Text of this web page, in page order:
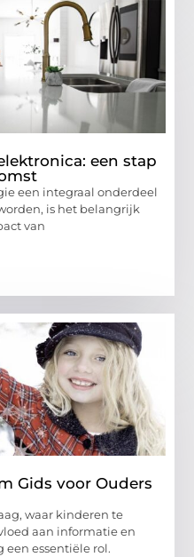
een stap
een integraal onderdeel
is het belangrijk
van
Gids voor Ouders
waar kinderen te
aan informatie en
essentiële rol.